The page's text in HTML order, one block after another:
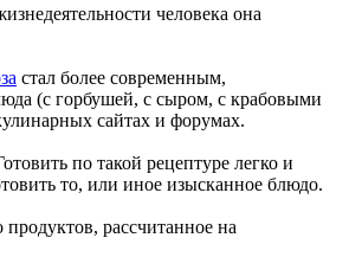
человека она
стал более современным,
(с горбушей, с сыром, с крабовыми
сайтах и форумах.
по такой рецептуре легко и
то, или иное изысканное блюдо.
рассчитанное на